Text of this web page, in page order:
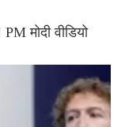
मोदी वीडियो